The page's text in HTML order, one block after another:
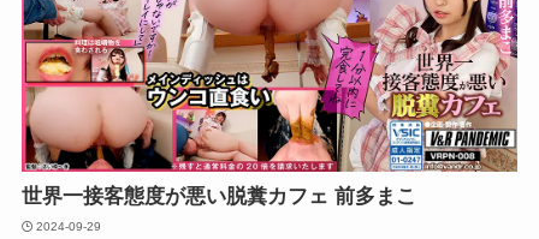
世界一接客態度が悪い脱糞カフェ 前多まこ
2024-09-29